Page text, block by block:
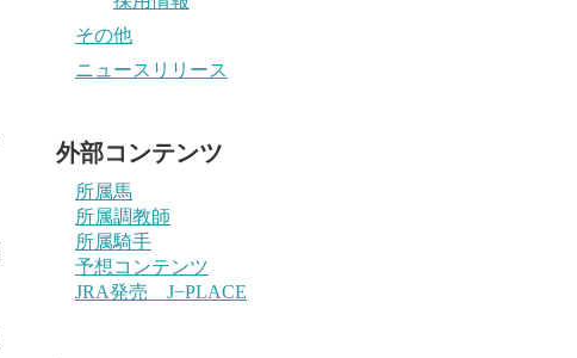
その他
ニュースリリース
外部コンテンツ
所属馬
所属調教師
所属騎手
予想コンテンツ
JRA発売 J−PLACE